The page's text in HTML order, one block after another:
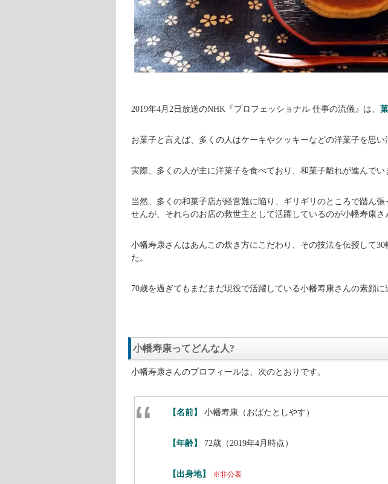
2019年4月2日放送のNHK『プロフェッショナル 仕事の流儀』は、
実際、多くの人が主に洋菓子を食べており、和菓子離れが進んでい
当然、多くの和菓子店が経営難に陥り、ギリギリのところで踏ん張
小幡寿康さんはあんこの炊き方にこだわり、その技法を伝授して30